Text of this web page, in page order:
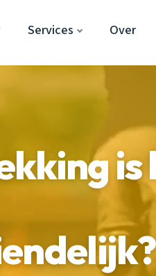
Services Over
is